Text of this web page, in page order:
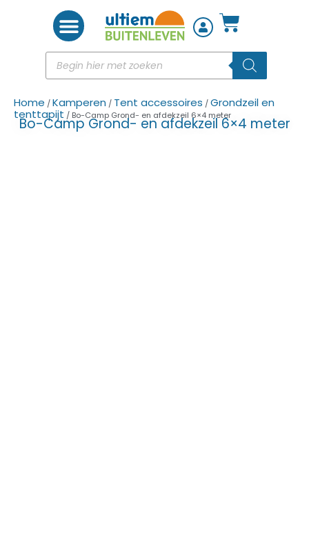
Home /Kamperen / Tent accessoires /Grondzeil en
tenttapijt / Bo-Camp Grond- en afdekzeil 6×4 meter
Bo-Camp Grond- en afdekzeil 6×4 meter